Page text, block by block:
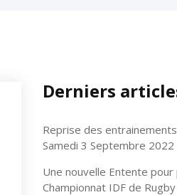
Derniers
Reprise des
Samedi 3 Septembre
Une nouvelle Entente
Championnat IDF de